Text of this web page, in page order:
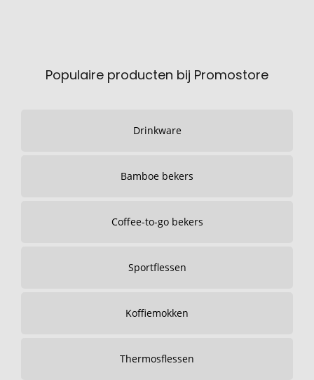
Populaire producten bij Promostore
Drinkware
Bamboe bekers
Coffee-to-go bekers
Sportflessen
Koffiemokken
Thermosflessen